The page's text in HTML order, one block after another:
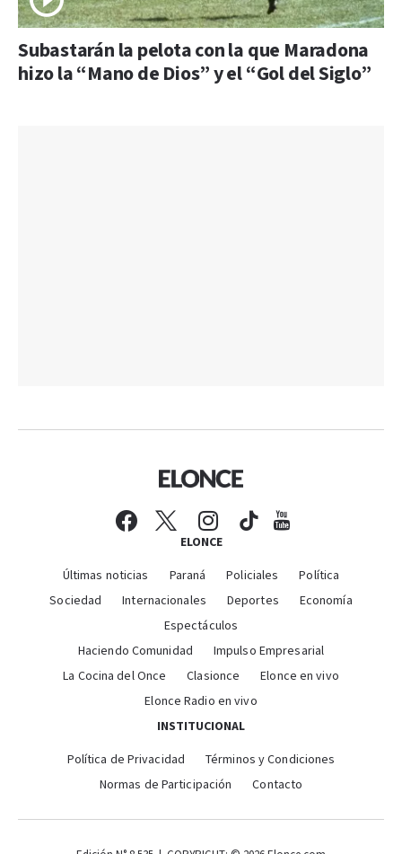
Subastarán la pelota con la que Maradona
hizo la “Mano de Dios” y el “Gol del Siglo”
ELONCE
Últimas noticias Paraná Policiales
Política
Sociedad
Internacionales Deportes
Economía
Espectáculos
Haciendo Comunidad
Impulso Empresarial
La Cocina del Once
Clasionce
Elonce en vivo
Elonce Radio en vivo
INSTITUCIONAL
Política de Privacidad
Términos y Condiciones
Normas de Participación
Contacto